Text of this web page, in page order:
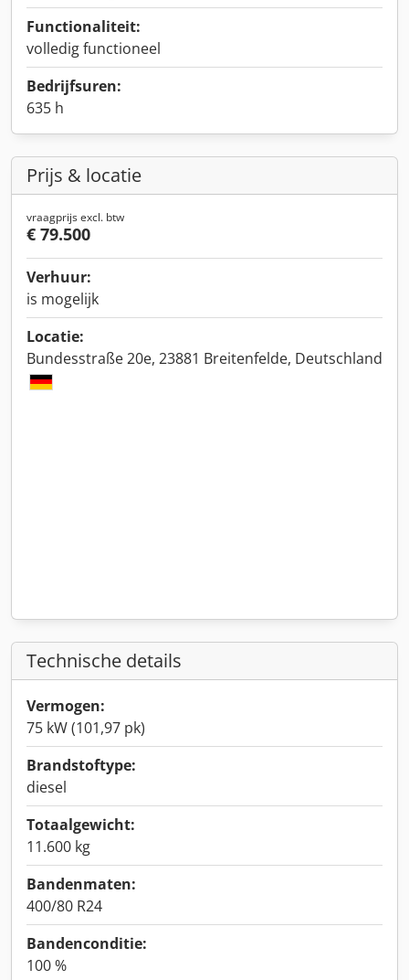
Functionaliteit:
volledig functioneel
Bedrijfsuren:
635 h
Prijs & locatie
vraagprijs excl. btw
€ 79.500
Verhuur:
is mogelijk
Locatie:
Bundesstraße 20e, 23881 Breitenfelde, Deutschland
Technische details
Vermogen:
75 kW (101,97 pk)
Brandstoftype:
diesel
Totaalgewicht:
11.600 kg
Bandenmaten:
400/80 R24
Bandenconditie:
100 %